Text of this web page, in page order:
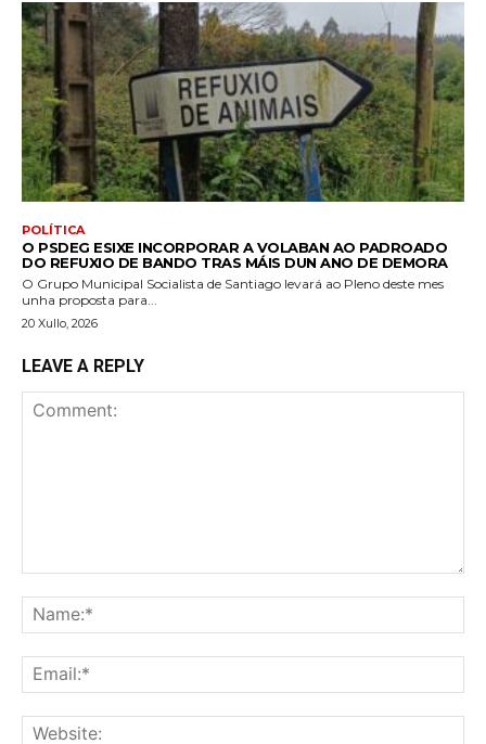
POLÍTICA
O PSDEG ESIXE INCORPORAR A VOLABAN AO PADROADO
DO REFUXIO DE BANDO TRAS MÁIS DUN ANO DE DEMORA
O Grupo Municipal Socialista de Santiago levará ao Pleno deste mes
unha proposta para...
20 Xullo, 2026
LEAVE A REPLY